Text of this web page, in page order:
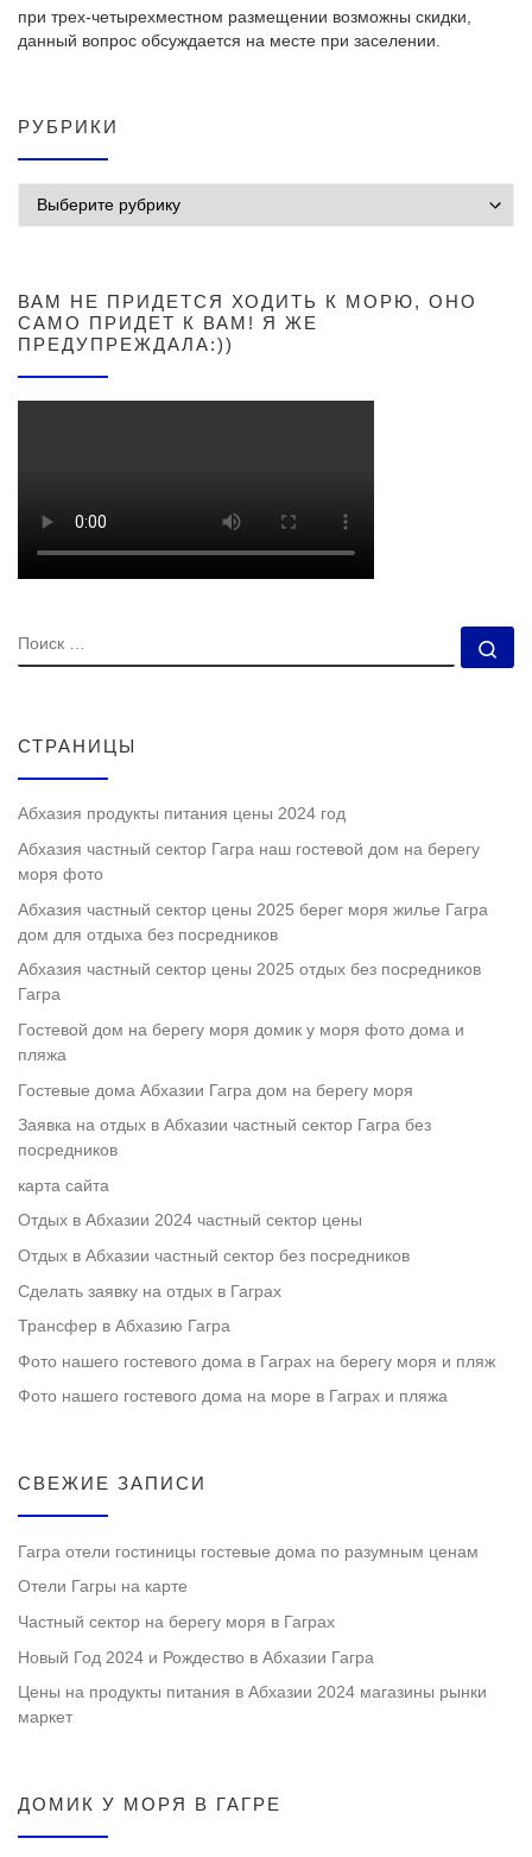
при трех-четырехместном размещении возможны скидки,
данный вопрос обсуждается на месте при заселении.
РУБРИКИ
ВАМ НЕ ПРИДЕТСЯ ХОДИТЬ К МОРЮ, ОНО
САМО ПРИДЕТ К ВАМ! Я ЖЕ
ПРЕДУПРЕЖДАЛА:))
ПОИСК
СТРАНИЦЫ
Абхазия продукты питания цены 2024 год
Абхазия частный сектор Гагра наш гостевой дом на берегу
моря фото
Абхазия частный сектор цены 2025 берег моря жилье Гагра
дом для отдыха без посредников
Абхазия частный сектор цены 2025 отдых без посредников
Гагра
Гостевой дом на берегу моря домик у моря фото дома и
пляжа
Гостевые дома Абхазии Гагра дом на берегу моря
Заявка на отдых в Абхазии частный сектор Гагра без
посредников
карта сайта
Отдых в Абхазии 2024 частный сектор цены
Отдых в Абхазии частный сектор без посредников
Сделать заявку на отдых в Гаграх
Трансфер в Абхазию Гагра
Фото нашего гостевого дома в Гаграх на берегу моря и пляж
Фото нашего гостевого дома на море в Гаграх и пляжа
СВЕЖИЕ ЗАПИСИ
Гагра отели гостиницы гостевые дома по разумным ценам
Отели Гагры на карте
Частный сектор на берегу моря в Гаграх
Новый Год 2024 и Рождество в Абхазии Гагра
Цены на продукты питания в Абхазии 2024 магазины рынки
маркет
ДОМИК У МОРЯ В ГАГРЕ